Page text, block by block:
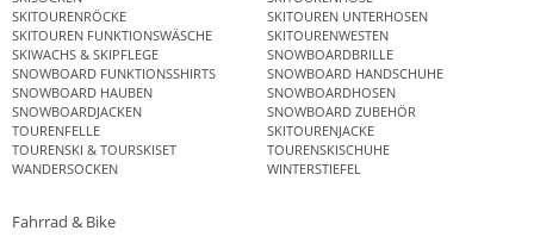
SKITOURENRÖCKE
SKITOUREN UNTERHOSEN
SKITOUREN FUNKTIONSWÄSCHE
SKITOURENWESTEN
SKIWACHS & SKIPFLEGE
SNOWBOARDBRILLE
SNOWBOARD FUNKTIONSSHIRTS
SNOWBOARD HANDSCHUHE
SNOWBOARD HAUBEN
SNOWBOARDHOSEN
SNOWBOARDJACKEN
SNOWBOARD ZUBEHÖR
TOURENFELLE
SKITOURENJACKE
TOURENSKI & TOURSKISET
TOURENSKISCHUHE
WANDERSOCKEN
WINTERSTIEFEL
Fahrrad & Bike